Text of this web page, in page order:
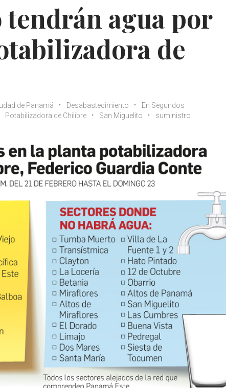
tendrán agua por
de
de Panamá Desabastecimiento
En Segundos
Potabilizadora de Chilibre San Miguelito suministro